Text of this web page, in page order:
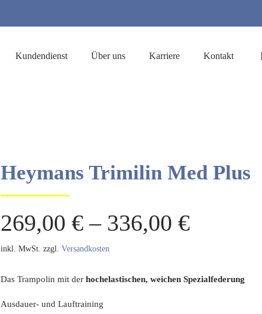
Kundendienst Über uns Karriere Kontakt
Heymans Trimilin Med Plus
269,00 € – 336,00 €
inkl. MwSt. zzgl. Versandkosten
Das Trampolin mit der hochelastischen, weichen Spezialfederung
Ausdauer- und Lauftraining